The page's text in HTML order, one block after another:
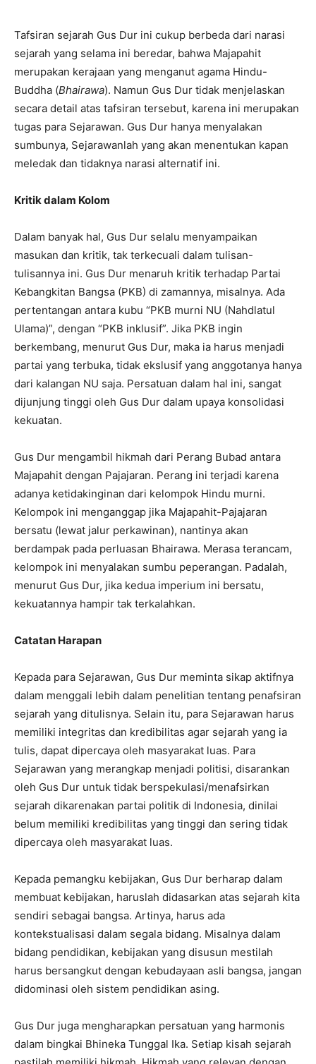
Tafsiran sejarah Gus Dur ini cukup berbeda dari narasi
sejarah yang selama ini beredar, bahwa Majapahit
merupakan kerajaan yang menganut agama Hindu-
Buddha (Bhairawa). Namun Gus Dur tidak menjelaskan
secara detail atas tafsiran tersebut, karena ini merupakan
tugas para Sejarawan. Gus Dur hanya menyalakan
sumbunya, Sejarawanlah yang akan menentukan kapan
meledak dan tidaknya narasi alternatif ini.
Kritik dalam Kolom
Dalam banyak hal, Gus Dur selalu menyampaikan
masukan dan kritik, tak terkecuali dalam tulisan-
tulisannya ini. Gus Dur menaruh kritik terhadap Partai
Kebangkitan Bangsa (PKB) di zamannya, misalnya. Ada
pertentangan antara kubu “PKB murni NU (Nahdlatul
Ulama)”, dengan “PKB inklusif”. Jika PKB ingin
berkembang, menurut Gus Dur, maka ia harus menjadi
partai yang terbuka, tidak ekslusif yang anggotanya hanya
dari kalangan NU saja. Persatuan dalam hal ini, sangat
dijunjung tinggi oleh Gus Dur dalam upaya konsolidasi
kekuatan.
Gus Dur mengambil hikmah dari Perang Bubad antara
Majapahit dengan Pajajaran. Perang ini terjadi karena
adanya ketidakinginan dari kelompok Hindu murni.
Kelompok ini menganggap jika Majapahit-Pajajaran
bersatu (lewat jalur perkawinan), nantinya akan
berdampak pada perluasan Bhairawa. Merasa terancam,
kelompok ini menyalakan sumbu peperangan. Padalah,
menurut Gus Dur, jika kedua imperium ini bersatu,
kekuatannya hampir tak terkalahkan.
Catatan Harapan
Kepada para Sejarawan, Gus Dur meminta sikap aktifnya
dalam menggali lebih dalam penelitian tentang penafsiran
sejarah yang ditulisnya. Selain itu, para Sejarawan harus
memiliki integritas dan kredibilitas agar sejarah yang ia
tulis, dapat dipercaya oleh masyarakat luas. Para
Sejarawan yang merangkap menjadi politisi, disarankan
oleh Gus Dur untuk tidak berspekulasi/menafsirkan
sejarah dikarenakan partai politik di Indonesia, dinilai
belum memiliki kredibilitas yang tinggi dan sering tidak
dipercaya oleh masyarakat luas.
Kepada pemangku kebijakan, Gus Dur berharap dalam
membuat kebijakan, haruslah didasarkan atas sejarah kita
sendiri sebagai bangsa. Artinya, harus ada
kontekstualisasi dalam segala bidang. Misalnya dalam
bidang pendidikan, kebijakan yang disusun mestilah
harus bersangkut dengan kebudayaan asli bangsa, jangan
didominasi oleh sistem pendidikan asing.
Gus Dur juga mengharapkan persatuan yang harmonis
dalam bingkai Bhineka Tunggal Ika. Setiap kisah sejarah